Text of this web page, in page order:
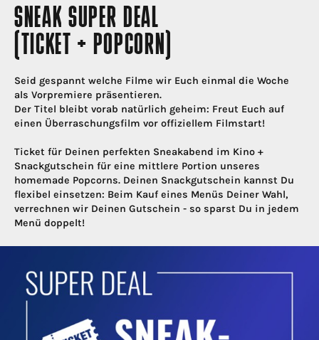
SNEAK SUPER DEAL
(TICKET + POPCORN)
Seid gespannt welche Filme wir Euch einmal die Woche
als Vorpremiere präsentieren.
Der Titel bleibt vorab natürlich geheim: Freut Euch auf
einen Überraschungsfilm vor offiziellem Filmstart!
Ticket für Deinen perfekten Sneakabend im Kino +
Snackgutschein für eine mittlere Portion unseres
homemade Popcorns. Deinen Snackgutschein kannst Du
flexibel einsetzen: Beim Kauf eines Menüs Deiner Wahl,
verrechnen wir Deinen Gutschein - so sparst Du in jedem
Menü doppelt!